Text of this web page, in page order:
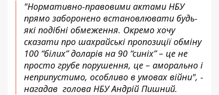
"Нормативно-правовими актами НБУ
прямо заборонено встановлювати будь-
які подібні обмеження. Окремо хочу
сказати про шахрайські пропозиції обміну
100 “білих” доларів на 90 “синіх” – це не
просто грубе порушення, це – аморально і
неприпустимо, особливо в умовах війни", -
нагадав голова НБУ Андрій Пишний.